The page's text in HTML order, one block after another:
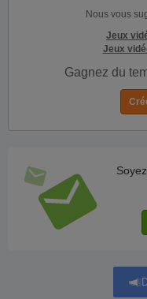
Nous vous
Jeux
Jeux
Gagnez du